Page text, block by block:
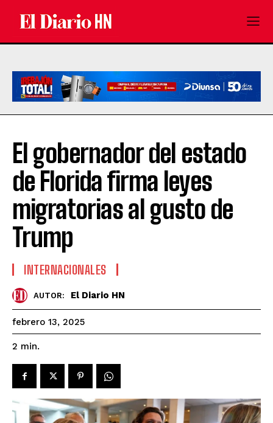
El gobernador del estado
de Florida firma leyes
migratorias al gusto de
Trump
INTERNACIONALES
AUTOR: El Diario HN
febrero 13, 2025
2 min.